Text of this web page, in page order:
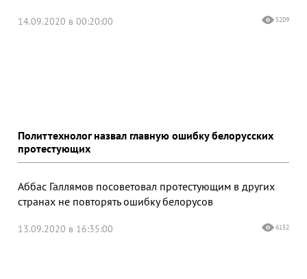
14.09.2020 в 00:20:00 5209
Политтехнолог назвал главную ошибку белорусских
протестующих
Аббас Галлямов посоветовал протестующим в других
странах не повторять ошибку белорусов
13.09.2020 в 16:35:00 6152